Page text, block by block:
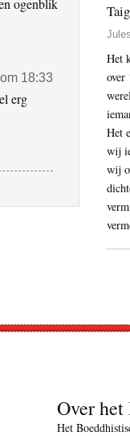
ogenblik
18:33
erg
Het
over
Het
wij
wij
Over
Het